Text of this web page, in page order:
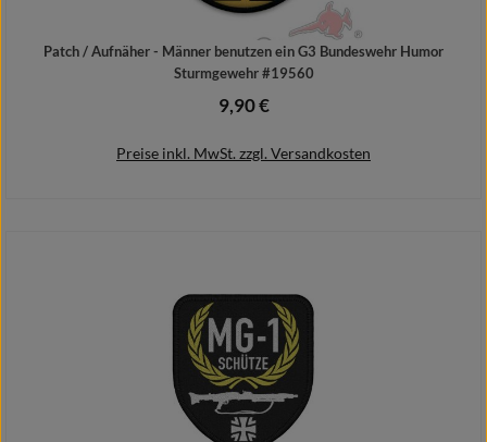
Patch / Aufnäher - Männer benutzen ein G3 Bundeswehr Humor
Sturmgewehr #19560
Regulärer Preis:
9,90 €
Preise inkl. MwSt. zzgl. Versandkosten